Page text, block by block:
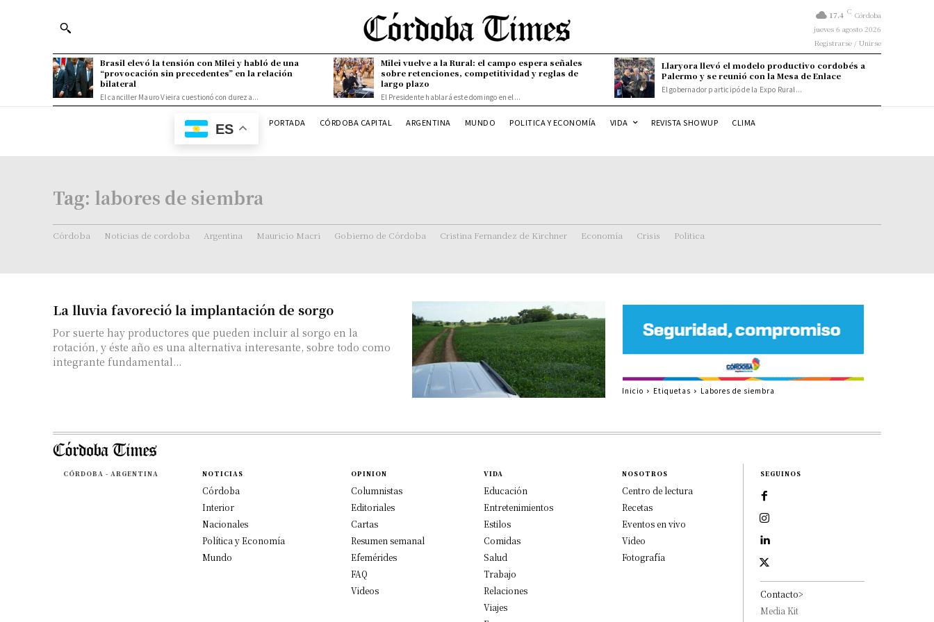
17.4 C Córdoba
jueves 6 agosto 2026
Registrarse / Unirse
Brasil elevó la tensión con Milei y habló de una
“provocación sin precedentes” en la relación
bilateral
El canciller Mauro Vieira cuestionó con dureza...
Milei vuelve a la Rural: el campo espera señales
sobre retenciones, competitividad y reglas de
largo plazo
El Presidente hablará este domingo en el...
Llaryora llevó el modelo productivo cordobés a
Palermo y se reunió con la Mesa de Enlace
El gobernador participó de la Expo Rural...
ES PORTADA CÓRDOBA CAPITAL ARGENTINA MUNDO POLITICA Y ECONOMÍA VIDA REVISTA SHOWUP CLIMA
Tag: labores de siembra
Córdoba Noticias de cordoba Argentina Mauricio Macri Gobierno de Córdoba Cristina Fernandez de Kirchner Economía Crisis Politica
La lluvia favoreció la implantación de sorgo
Por suerte hay productores que pueden incluir al sorgo en la
rotación, y éste año es una alternativa interesante, sobre todo como
integrante fundamental...
Inicio Etiquetas Labores de siembra
CÓRDOBA - ARGENTINA NOTICIAS
Córdoba
Interior
Nacionales
Política y Economía
Mundo
OPINION
Columnistas
Editoriales
Cartas
Resumen semanal
Efemérides
FAQ
Videos
VIDA
Educación
Entretenimientos
Estilos
Comidas
Salud
Trabajo
Relaciones
Viajes
NOSOTROS
Centro de lectura
Recetas
Eventos en vivo
Video
Fotografía
SEGUINOS
Contacto>
Media Kit